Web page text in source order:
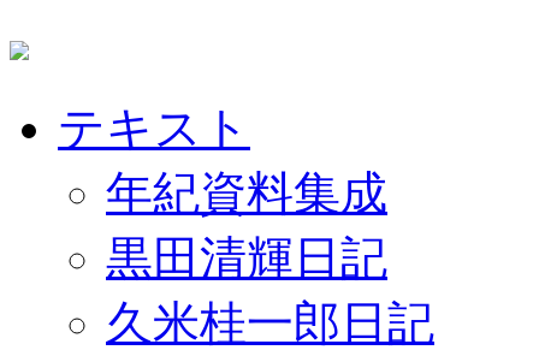
テキスト
年紀資料集成
黒田清輝日記
久米桂一郎日記